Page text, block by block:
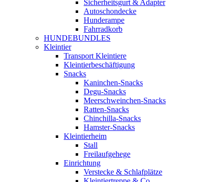
Sicherheitsgurt & Adapter
Autoschondecke
Hunderampe
Fahrradkorb
HUNDEBUNDLES
Kleintier
Transport Kleintiere
Kleintierbeschäftigung
Snacks
Kaninchen-Snacks
Degu-Snacks
Meerschweinchen-Snacks
Ratten-Snacks
Chinchilla-Snacks
Hamster-Snacks
Kleintierheim
Stall
Freilaufgehege
Einrichtung
Verstecke & Schlafplätze